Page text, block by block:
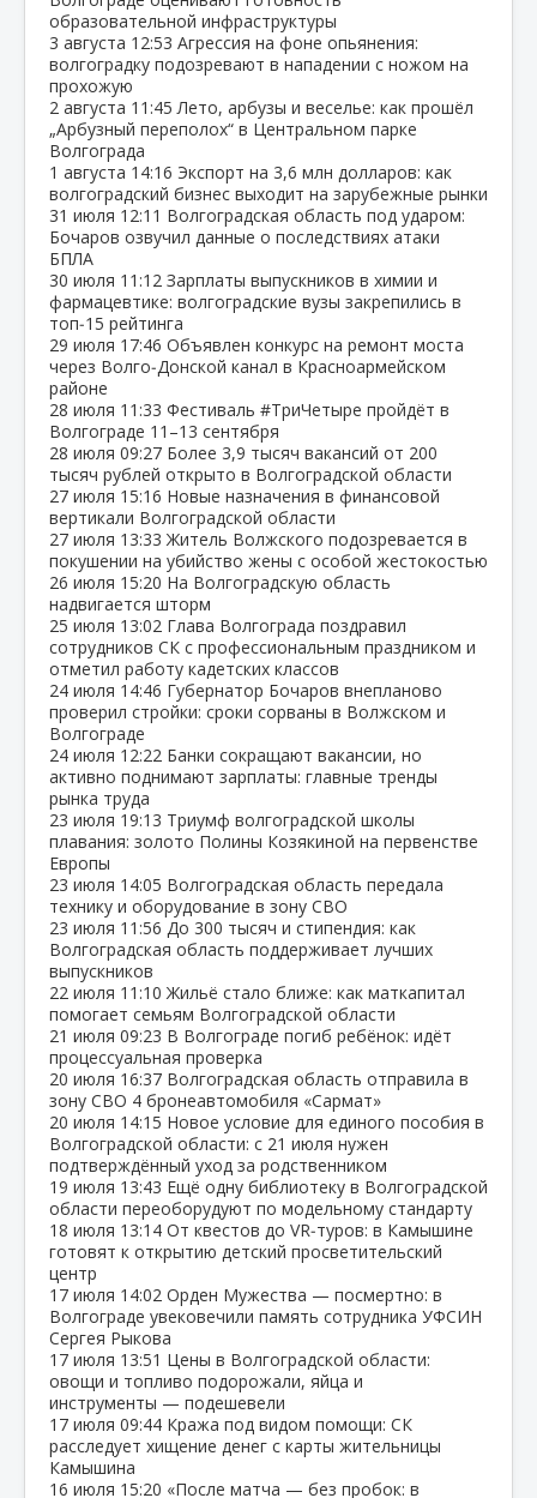
образовательной инфраструктуры
3 августа 12:53 Агрессия на фоне опьянения:
волгоградку подозревают в нападении с ножом на
прохожую
2 августа 11:45 Лето, арбузы и веселье: как прошёл
„Арбузный переполох“ в Центральном парке
Волгограда
1 августа 14:16 Экспорт на 3,6 млн долларов: как
волгоградский бизнес выходит на зарубежные рынки
31 июля 12:11 Волгоградская область под ударом:
Бочаров озвучил данные о последствиях атаки
БПЛА
30 июля 11:12 Зарплаты выпускников в химии и
фармацевтике: волгоградские вузы закрепились в
топ‑15 рейтинга
29 июля 17:46 Объявлен конкурс на ремонт моста
через Волго‑Донской канал в Красноармейском
районе
28 июля 11:33 Фестиваль #ТриЧетыре пройдёт в
Волгограде 11–13 сентября
28 июля 09:27 Более 3,9 тысяч вакансий от 200
тысяч рублей открыто в Волгоградской области
27 июля 15:16 Новые назначения в финансовой
вертикали Волгоградской области
27 июля 13:33 Житель Волжского подозревается в
покушении на убийство жены с особой жестокостью
26 июля 15:20 На Волгоградскую область
надвигается шторм
25 июля 13:02 Глава Волгограда поздравил
сотрудников СК с профессиональным праздником и
отметил работу кадетских классов
24 июля 14:46 Губернатор Бочаров внепланово
проверил стройки: сроки сорваны в Волжском и
Волгограде
24 июля 12:22 Банки сокращают вакансии, но
активно поднимают зарплаты: главные тренды
рынка труда
23 июля 19:13 Триумф волгоградской школы
плавания: золото Полины Козякиной на первенстве
Европы
23 июля 14:05 Волгоградская область передала
технику и оборудование в зону СВО
23 июля 11:56 До 300 тысяч и стипендия: как
Волгоградская область поддерживает лучших
выпускников
22 июля 11:10 Жильё стало ближе: как маткапитал
помогает семьям Волгоградской области
21 июля 09:23 В Волгограде погиб ребёнок: идёт
процессуальная проверка
20 июля 16:37 Волгоградская область отправила в
зону СВО 4 бронеавтомобиля «Сармат»
20 июля 14:15 Новое условие для единого пособия в
Волгоградской области: с 21 июля нужен
подтверждённый уход за родственником
19 июля 13:43 Ещё одну библиотеку в Волгоградской
области переоборудуют по модельному стандарту
18 июля 13:14 От квестов до VR‑туров: в Камышине
готовят к открытию детский просветительский
центр
17 июля 14:02 Орден Мужества — посмертно: в
Волгограде увековечили память сотрудника УФСИН
Сергея Рыкова
17 июля 13:51 Цены в Волгоградской области:
овощи и топливо подорожали, яйца и
инструменты — подешевели
17 июля 09:44 Кража под видом помощи: СК
расследует хищение денег с карты жительницы
Камышина
16 июля 15:20 «После матча — без пробок: в